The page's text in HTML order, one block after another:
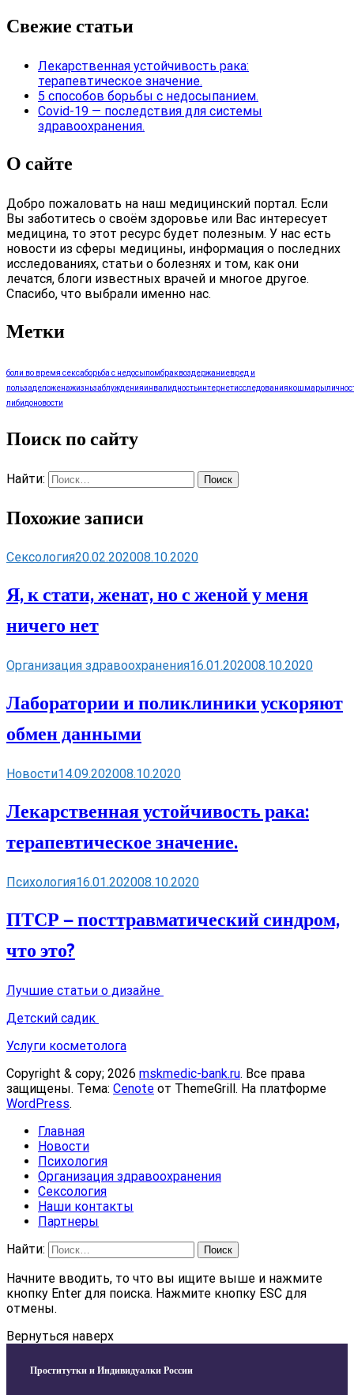
Свежие статьи
Лекарственная устойчивость рака:
терапевтическое значение.
5 способов борьбы с недосыпанием.
Covid-19 — последствия для системы
здравоохранения.
О сайте
Добро пожаловать на наш медицинский портал. Если
Вы заботитесь о своём здоровье или Вас интересует
медицина, то этот ресурс будет полезным. У нас есть
новости из сферы медицины, информация о последних
исследованиях, статьи о болезнях и том, как они
лечатся, блоги известных врачей и многое другое.
Спасибо, что выбрали именно нас.
Метки
боли во время сексаборьба с недосыпомбраквоздержаниевред и
пользаделоженажизньзаблужденияинвалидностьинтернетисследованиякошмары
либидоновости
Поиск по сайту
Найти:
Похожие записи
Сексология20.02.202008.10.2020
Я, к стати, женат, но с женой у меня
ничего нет
Организация здравоохранения16.01.202008.10.2020
Лаборатории и поликлиники ускоряют
обмен данными
Новости14.09.202008.10.2020
Лекарственная устойчивость рака:
терапевтическое значение.
Психология16.01.202008.10.2020
ПТСР — посттравматический синдром,
что это?
Лучшие статьи о дизайне
Детский садик
Услуги косметолога
Copyright & copy; 2026 mskmedic-bank.ru. Все права
защищены. Тема: Cenote от ThemeGrill. На платформе
WordPress.
Главная
Новости
Психология
Организация здравоохранения
Сексология
Наши контакты
Партнеры
Найти:
Начните вводить, то что вы ищите выше и нажмите
кнопку Enter для поиска. Нажмите кнопку ESC для
отмены.
Вернуться наверх
Проститутки и Индивидуалки России